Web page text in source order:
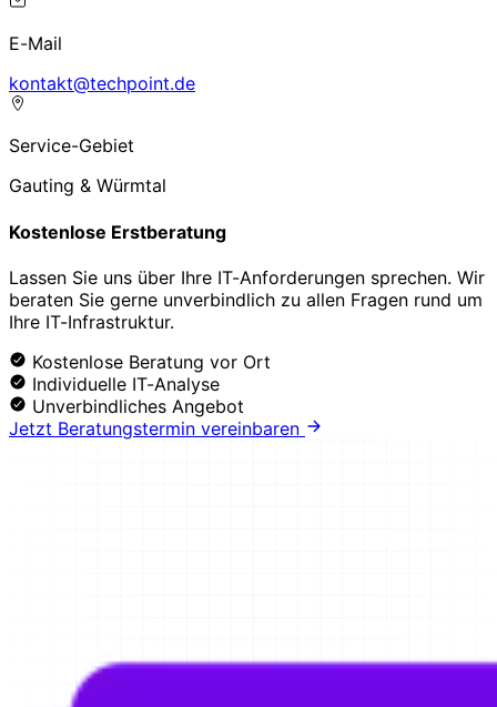
E-Mail
ed.tniophcet@tkatnok
Service-Gebiet
Gauting & Würmtal
Kostenlose Erstberatung
Lassen Sie uns über Ihre IT-Anforderungen sprechen. Wir
beraten Sie gerne unverbindlich zu allen Fragen rund um
Ihre IT-Infrastruktur.
Kostenlose Beratung vor Ort
Individuelle IT-Analyse
Unverbindliches Angebot
Jetzt Beratungstermin vereinbaren